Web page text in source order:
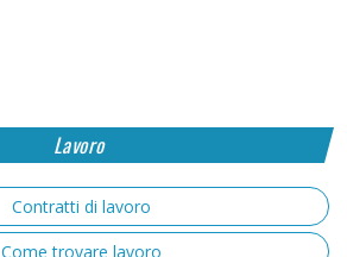
Lavoro
Contratti di lavoro
Come trovare lavoro